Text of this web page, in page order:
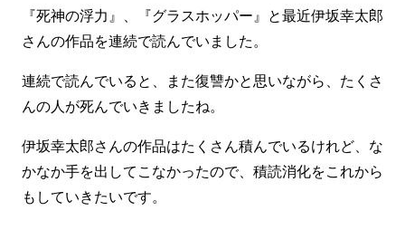
『死神の浮力』、『グラスホッパー』と最近伊坂幸太郎
さんの作品を連続で読んでいました。
連続で読んでいると、また復讐かと思いながら、たくさ
んの人が死んでいきましたね。
伊坂幸太郎さんの作品はたくさん積んでいるけれど、な
かなか手を出してこなかったので、積読消化をこれから
もしていきたいです。